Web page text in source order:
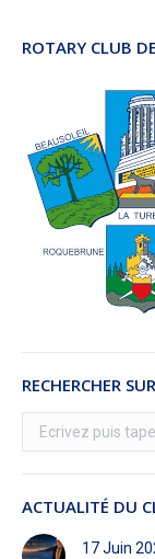
ROTARY CLUB
RECHERCHER
Recherche
:
ACTUALITÉ DU
17 Juin